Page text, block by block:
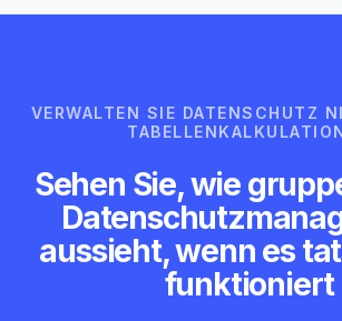
VERWALTEN SIE DATENSCHUTZ
Sehen Sie, wie
aussieht, wenn es
funktioniert